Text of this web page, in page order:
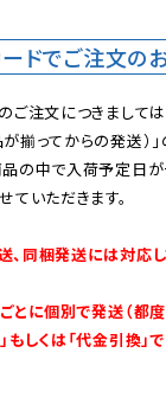
ドでご注文の
ご注文につきまして
揃ってからの発送）」
品の中で入荷予定日
ていただきます。
同梱発送には対応し
とに個別で発送（都
もしくは「代金引換」